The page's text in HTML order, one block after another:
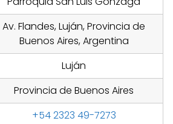
Av. Flandes, Luján, Provincia de
Buenos Aires, Argentina
Luján
Provincia de Buenos Aires
+54 2323 49-7273